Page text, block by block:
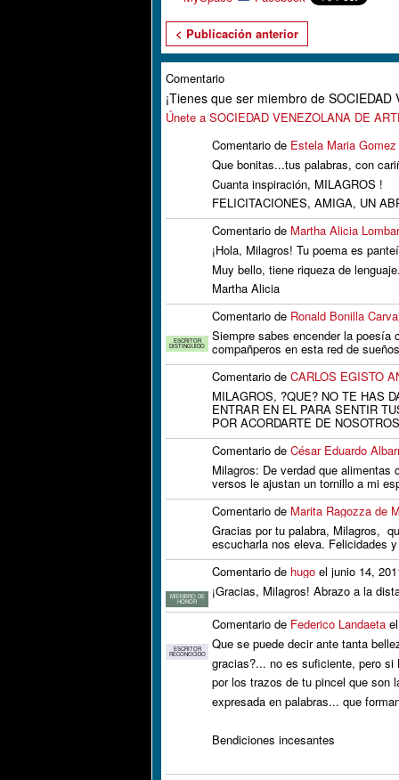
< Publicación anterior
Comentario
¡Tienes que ser miembro de
Únete a SOCIEDAD VENEZOLANA DE
Comentario de Estela Maria
Que bonitas...tus palabras, con
Cuanta inspiración, MILAGROS !
FELICITACIONES, AMIGA, UN
Comentario de Martha Alicia
¡Hola, Milagros! Tu poema es
Muy bello, tiene riqueza de
Martha Alicia
ESCRITOR
DISTINGUIDO
Comentario de Ronald Bonilla
Siempre sabes encender la
compañperos en esta red de
Comentario de CARLOS EGISTO
MILAGROS, ?QUE? NO TE HAS
ENTRAR EN EL PARA SENTIR
POR ACORDARTE DE
Comentario de César Eduardo
Milagros: De verdad que
versos le ajustan un tornillo a mi
Comentario de Marita Ragozza de
Gracias por tu palabra, Milagros,
escucharla nos eleva. Felicidades
MIEMBRO DE
HONOR
Comentario de hugo el junio 14,
¡Gracias, Milagros! Abrazo a la
ESCRITOR
RECONOCIDO
Comentario de Federico Landaeta
Que se puede decir ante tanta
gracias?... no es suficiente, pero si
por los trazos de tu pincel que son
expresada en palabras... que
Bendiciones incesantes